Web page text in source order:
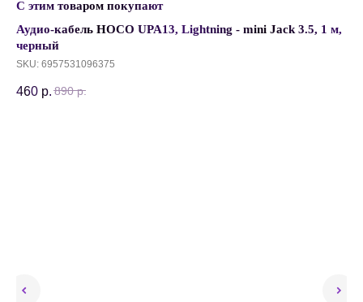
С этим товаром покупают
Аудио-кабель HOCO UPA13, Lightning - mini Jack 3.5, 1 м,
черный
SKU: 6957531096375
460 р. 890 р.